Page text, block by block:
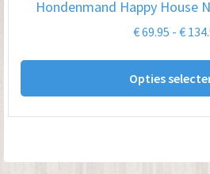
Hondenmand Happy House
€69.95 - €
Opties